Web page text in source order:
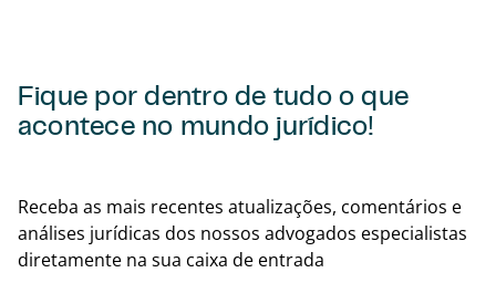
Fique por dentro de tudo o que
acontece no mundo jurídico!
Receba as mais recentes atualizações, comentários e
análises jurídicas dos nossos advogados especialistas
diretamente na sua caixa de entrada